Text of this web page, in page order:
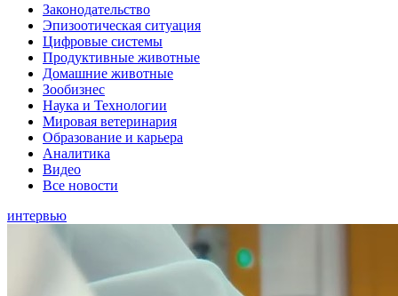
Законодательство
Эпизоотическая ситуация
Цифровые системы
Продуктивные животные
Домашние животные
Зообизнес
Наука и Технологии
Мировая ветеринария
Образование и карьера
Аналитика
Видео
Все новости
интервью